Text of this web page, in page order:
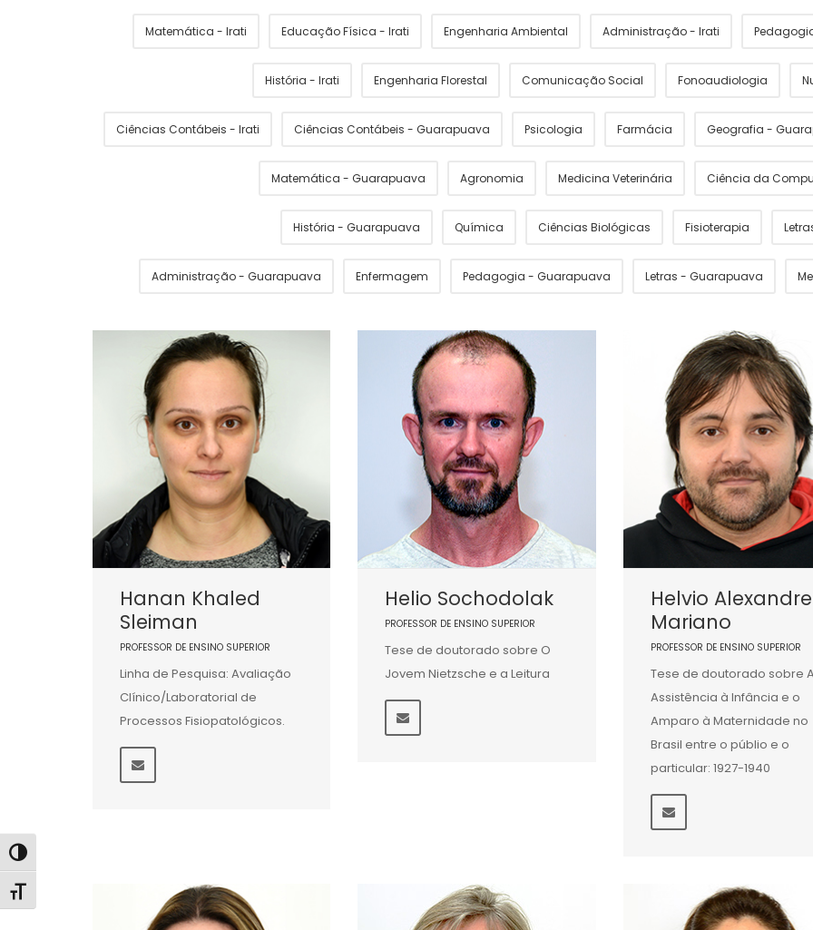
Alternar alto contraste
Alternar tamanho da fonte
Matemática - Irati Educação Física - Irati Engenharia Ambiental Administração - Irati
História - Irati Engenharia Florestal Comunicação Social Fonoaudiologia
Ciências Contábeis - Irati Ciências Contábeis - Guarapuava Psicologia Farmácia Geografia -
Matemática - Guarapuava Agronomia Medicina Veterinária Ciência da
História - Guarapuava Química Ciências Biológicas Fisioterapia
Administração - Guarapuava Enfermagem Pedagogia - Guarapuava Letras - Guarapuava
Hanan Khaled
Sleiman
PROFESSOR DE ENSINO SUPERIOR
Linha de Pesquisa: Avaliação
Clínico/Laboratorial de
Processos Fisiopatológicos.
Helio Sochodolak
PROFESSOR DE ENSINO SUPERIOR
Tese de doutorado sobre O
Jovem Nietzsche e a Leitura
Helvio Alexandre
Mariano
PROFESSOR DE ENSINO SUPERIOR
Tese de doutorado sobre
Assistência à Infância e o
Amparo à Maternidade no
Brasil entre o públio e o
particular: 1927-1940